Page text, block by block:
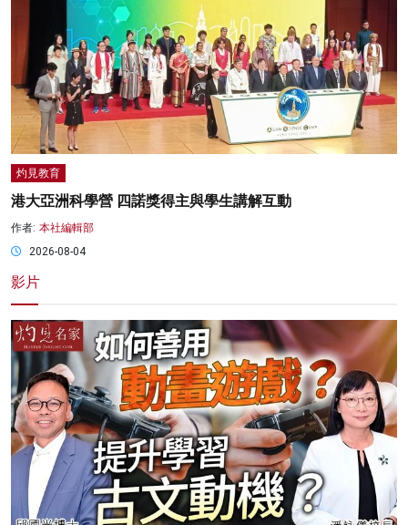
灼見教育
港大亞洲科學營 四諾獎得主與學生講解互動
作者: 本社編輯部
2026-08-04
影片